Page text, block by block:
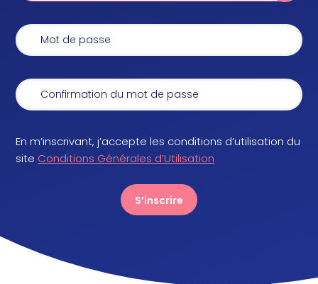
En m’inscrivant, j’accepte les conditions d’utilisation du
site Conditions Générales d’Utilisation
S’inscrire